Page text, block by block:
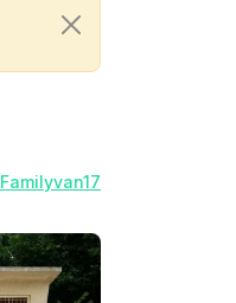
Familyvan17